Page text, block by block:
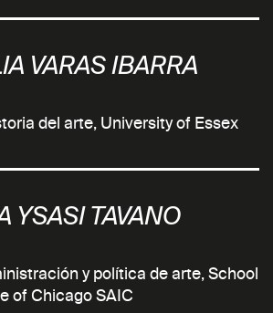
VARAS IBARRA
del arte, University of Essex
YSASI TAVANO
y política de arte, School
of Chicago SAIC